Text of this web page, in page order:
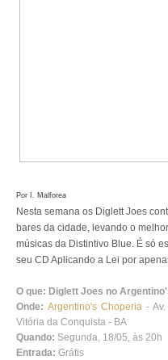
Por I. Malforea
Nesta semana os Diglett Joes
bares da cidade, levando o
músicas da Distintivo Blue. É só
seu CD Aplicando a Lei por
O que: Diglett Joes no
Onde: Argentino's Choperia -
Vitória da Conquista - BA
Quando: Segunda, 18/05, às 20h
Entrada: Grátis